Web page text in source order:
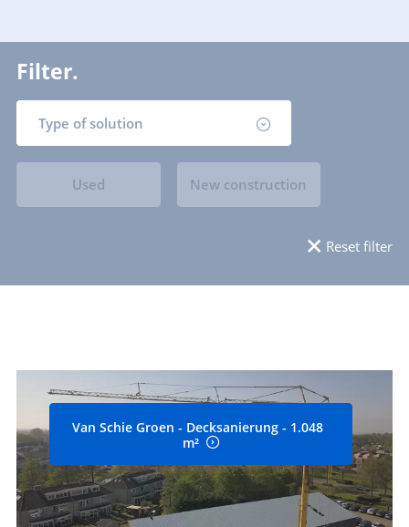
Filter.
Type of solution
Used New construction
Reset filter
Van Schie Groen - Decksanierung - 1.048
m²